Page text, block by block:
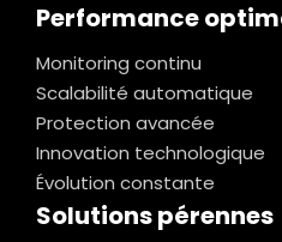
Performance
Monitoring continu
Scalabilité automatique
Protection avancée
Innovation technologique
Évolution constante
Solutions pérennes